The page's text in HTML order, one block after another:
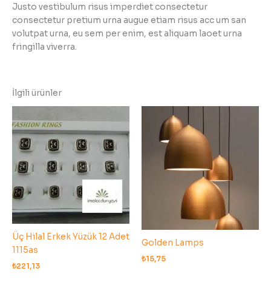
Justo vestibulum risus imperdiet consectetur
consectetur pretium urna augue etiam risus acc um san
volutpat urna, eu sem per enim, est aliquam laoet urna
fringilla viverra.
İlgili ürünler
Üç Hilal Erkek Yüzük 12 Adet
1115as
₺221,13
Golden Lamps
₺15,75